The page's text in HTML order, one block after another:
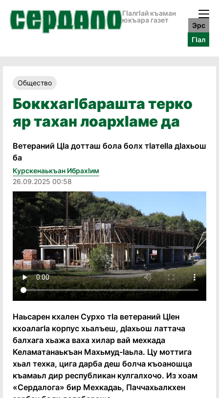
ГӀалгӀай къаман
юкъара газет
Эрс
ГӀал
Общество
Боккхагӏбарашта терко
яр тахан лоархӏаме да
Ветераний Цӏа дотташ бола болх тӏатеӏӏа дӏахьош
ба
Курскенаькъан Ибрахӏим
26.09.2025 00:58
Наьсарен кхален Сурхо тӏа ветераний Цӏен
кхоалагӏа корпус хьалъеш, дӏахьош латтача
балхага хьажа ваха хилар вай мехкада
Келаматанаькъан Махьмуд-ӏаьла. Цу моттига
хьал техка, цига дарба деш болча къоаношца
къамаьл дир республикан кулгалхочо. Из хоам
«Сердалога» бир Мехкадаь, Паччахьалкхен